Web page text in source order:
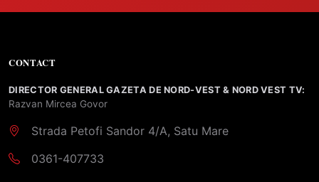
CONTACT
DIRECTOR GENERAL GAZETA DE NORD-VEST & NORD VEST TV:
Razvan Mircea Govor
Strada Petofi Sandor 4/A, Satu Mare
0361-407733